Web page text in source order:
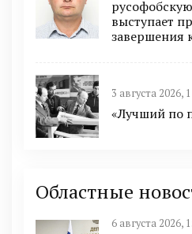
выступает
завершения
3 августа 2026,
«Лучший по
Областные
6 августа 2026,